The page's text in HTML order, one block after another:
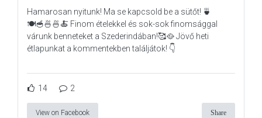
Hamarosan nyitunk! Ma se kapcsold be a sütőt! 🍵
🍽️🥣🍜🍜🍝 Finom ételekkel és sok-sok finomsággal
várunk benneteket a Szederindában!🥰🥘 Jövő heti
étlapunkat a kommentekben találjátok! 👇
14 2
View on Facebook Share